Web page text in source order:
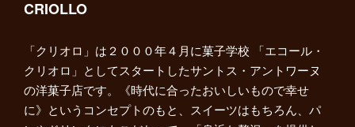
CRIOLLO
「クリオロ」は２０００年４月に菓子学校 「エコール・
クリオロ」としてスタートしたサントス・アントワーヌ
の洋菓子店です。《時代に合ったおいしいもので幸せ
に》というコンセプトのもと、スイーツはもちろん、パ